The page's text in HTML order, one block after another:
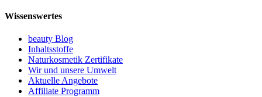
Wissenswertes
beauty Blog
Inhaltsstoffe
Naturkosmetik Zertifikate
Wir und unsere Umwelt
Aktuelle Angebote
Affiliate Programm